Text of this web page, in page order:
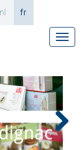
nl fr
Next